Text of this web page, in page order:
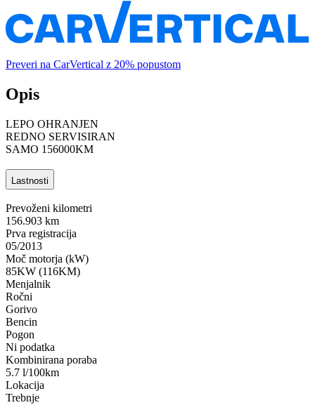
Preveri na CarVertical z 20% popustom
Opis
LEPO OHRANJEN
REDNO SERVISIRAN
SAMO 156000KM
Lastnosti
Prevoženi kilometri
156.903 km
Prva registracija
05/2013
Moč motorja (kW)
85KW (116KM)
Menjalnik
Ročni
Gorivo
Bencin
Pogon
Ni podatka
Kombinirana poraba
5.7 l/100km
Lokacija
Trebnje